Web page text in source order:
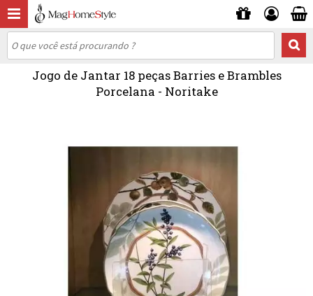
Jogo de Jantar 18 peças Barries e Brambles
Porcelana - Noritake